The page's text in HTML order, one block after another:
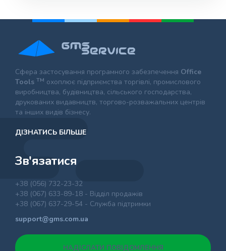
Сфера застосування програмного забезпечення Office
Tools TM охоплює підприємства торгівлі, промислового
виробництва, будівництва, сільського господарства,
друкованих видавництв, торгово-розважальних центрів
та інших видів бізнесу.
ДІЗНАТИСЬ БІЛЬШЕ
Зв'язатися
+38 (056) 732-23-32
+38 (067) 633-89-18 - Відділ продажів
+38 (067) 637-29-54 - Служба підтримки
support@gms.com.ua
НАДІСЛАТИ ПОВІДОМЛЕННЯ